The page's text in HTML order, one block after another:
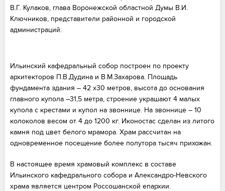
В.Г. Кулаков, глава Воронежской областной Думы В.И.
Ключников, представители районной и городской
администраций.
Ильинский кафедральный собор построен по проекту
архитекторов П.В.Дудина и В.М.Захарова. Площадь
фундамента здания – 42 х30 метров, высота до основания
главного купола –31,5 метра, строение украшают 4 малых
купола с крестами и купол на звоннице. На звоннице – 10
колоколов весом от 4 до 1200 кг. Иконостас сделан из литого
камня под цвет белого мрамора. Храм рассчитан на
одновременное посещение более полутора тысяч прихожан.
В настоящее время храмовый комплекс в составе
Ильинского кафедрального собора и Александро-Невского
храма является центром Россошанской епархии.